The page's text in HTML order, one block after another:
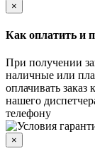
×
Как оплатить и
При получении
наличные или
оплачивать
нашего
телефону
×